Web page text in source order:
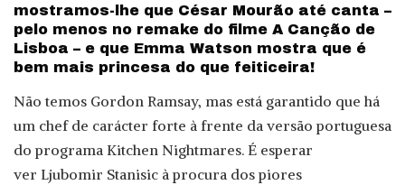
mostramos-lhe que César Mourão até canta –
pelo menos no remake do filme A Canção de
Lisboa – e que Emma Watson mostra que é
bem mais princesa do que feiticeira!
Não temos Gordon Ramsay, mas está garantido que há
um chef de carácter forte à frente da versão portuguesa
do programa Kitchen Nightmares. É esperar
ver Ljubomir Stanisic à procura dos piores